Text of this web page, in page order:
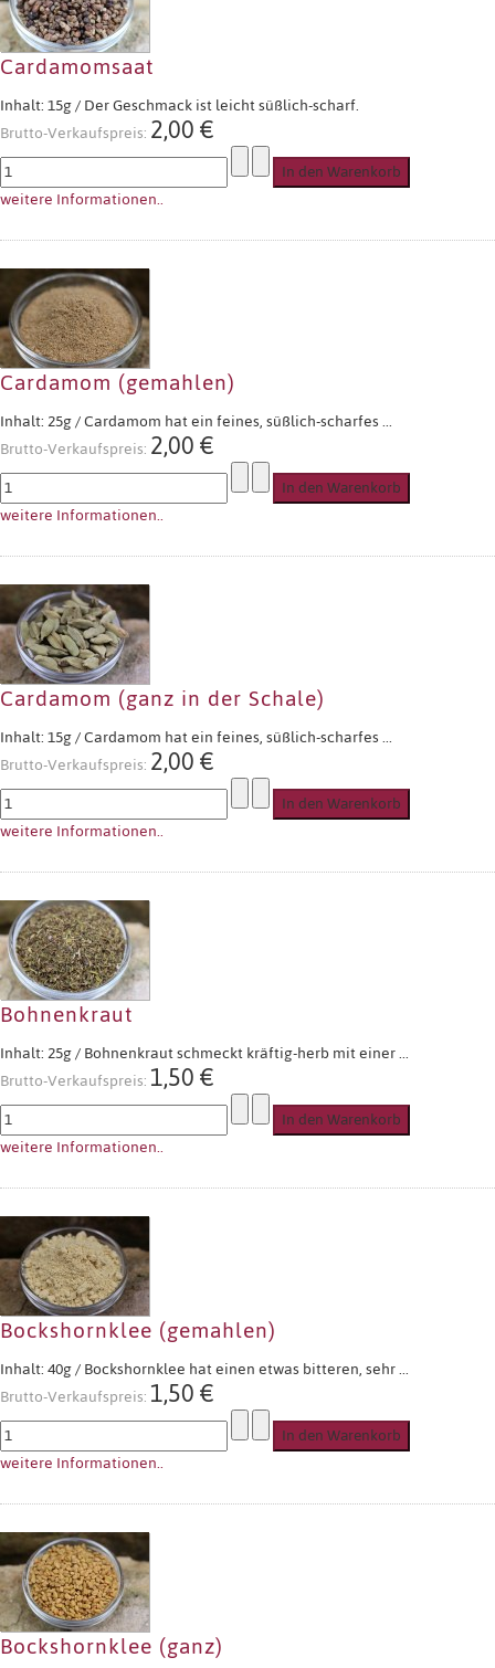
Cardamomsaat
Inhalt: 15g / Der Geschmack ist leicht süßlich-scharf.
Brutto-Verkaufspreis:2,00 €
weitere Informationen..
Cardamom (gemahlen)
Inhalt: 25g / Cardamom hat ein feines, süßlich-scharfes ...
Brutto-Verkaufspreis:2,00 €
weitere Informationen..
Cardamom (ganz in der Schale)
Inhalt: 15g / Cardamom hat ein feines, süßlich-scharfes ...
Brutto-Verkaufspreis:2,00 €
weitere Informationen..
Bohnenkraut
Inhalt: 25g / Bohnenkraut schmeckt kräftig-herb mit einer ...
Brutto-Verkaufspreis:1,50 €
weitere Informationen..
Bockshornklee (gemahlen)
Inhalt: 40g / Bockshornklee hat einen etwas bitteren, sehr ...
Brutto-Verkaufspreis:1,50 €
weitere Informationen..
Bockshornklee (ganz)